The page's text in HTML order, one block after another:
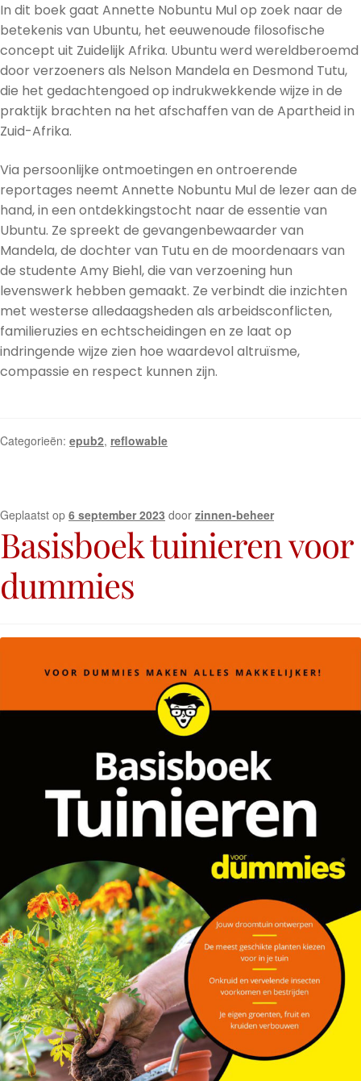
In dit boek gaat Annette Nobuntu Mul op zoek naar de
betekenis van Ubuntu, het eeuwenoude filosofische
concept uit Zuidelijk Afrika. Ubuntu werd wereldberoemd
door verzoeners als Nelson Mandela en Desmond Tutu,
die het gedachtengoed op indrukwekkende wijze in de
praktijk brachten na het afschaffen van de Apartheid in
Zuid-Afrika.
Via persoonlijke ontmoetingen en ontroerende
reportages neemt Annette Nobuntu Mul de lezer aan de
hand, in een ontdekkingstocht naar de essentie van
Ubuntu. Ze spreekt de gevangenbewaarder van
Mandela, de dochter van Tutu en de moordenaars van
de studente Amy Biehl, die van verzoening hun
levenswerk hebben gemaakt. Ze verbindt die inzichten
met westerse alledaagsheden als arbeidsconflicten,
familieruzies en echtscheidingen en ze laat op
indringende wijze zien hoe waardevol altruïsme,
compassie en respect kunnen zijn.
Categorieën: epub2, reflowable
Geplaatst op 6 september 2023 door zinnen-beheer
Basisboek tuinieren voor
dummies